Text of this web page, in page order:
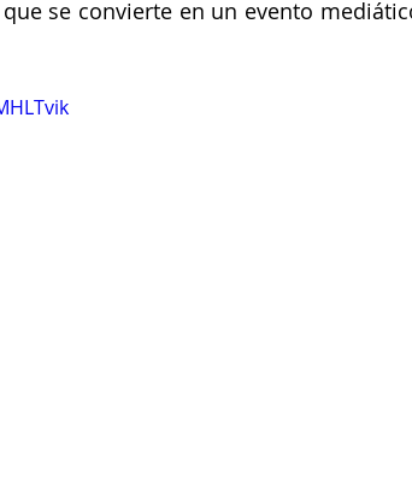
se convierte en un evento